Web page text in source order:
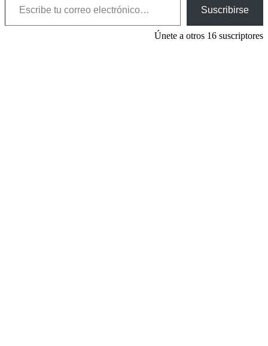
Suscribirse
Únete a otros 16 suscriptores